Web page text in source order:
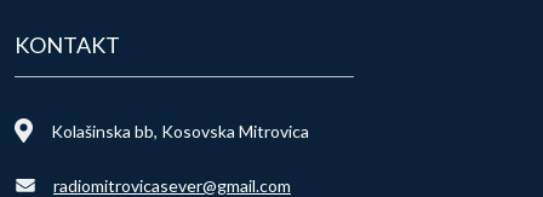
KONTAKT
Kolašinska bb, Kosovska Mitrovica
radiomitrovicasever@gmail.com